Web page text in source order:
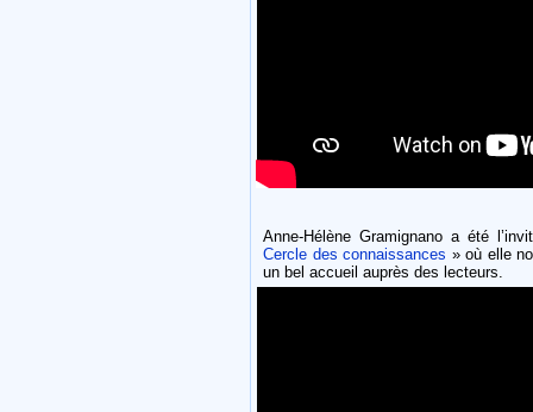
Anne-Hélène Gramignano a été
Cercle des connaissances » où elle
un bel accueil auprès des lecteurs.